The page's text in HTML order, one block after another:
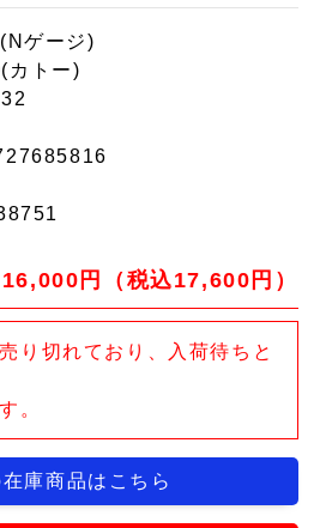
ゲージ)
カトー)
16,000円（税込17,600円）
り切れており、入荷待ちと
。
庫商品はこちら